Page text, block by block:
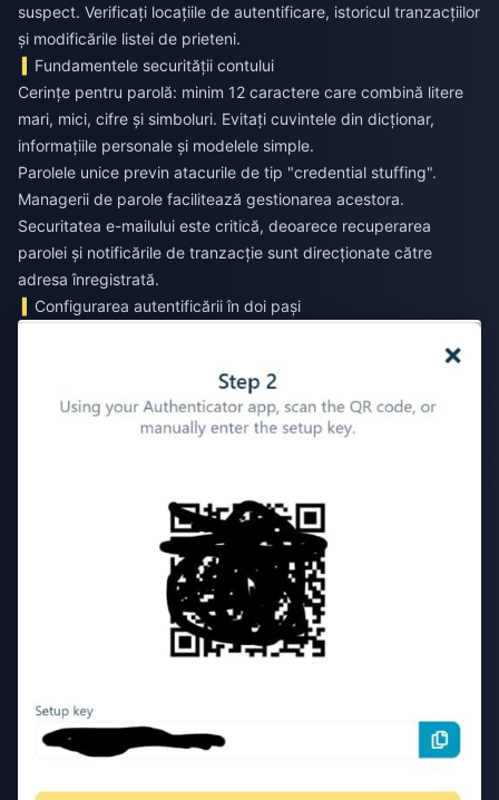
suspect. Verificați locațiile de autentificare, istoricul tranzacțiilor
și modificările listei de prieteni.
Fundamentele securității contului
Cerințe pentru parolă: minim 12 caractere care combină litere
mari, mici, cifre și simboluri. Evitați cuvintele din dicționar,
informațiile personale și modelele simple.
Parolele unice previn atacurile de tip "credential stuffing".
Managerii de parole facilitează gestionarea acestora.
Securitatea e-mailului este critică, deoarece recuperarea
parolei și notificările de tranzacție sunt direcționate către
adresa înregistrată.
Configurarea autentificării în doi pași